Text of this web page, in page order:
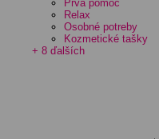
Prvá pomoc
Relax
Osobné potreby
Kozmetické tašky
+ 8 ďalších